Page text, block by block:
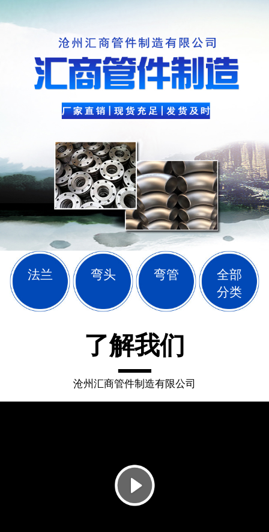
法兰 弯头 弯管
全部
分类
了解我们
沧州汇商管件制造有限公司